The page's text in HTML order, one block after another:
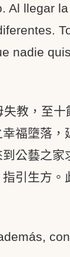
Al llegar
nadie
教，至十
福墮落，
公藝之家
引生方。